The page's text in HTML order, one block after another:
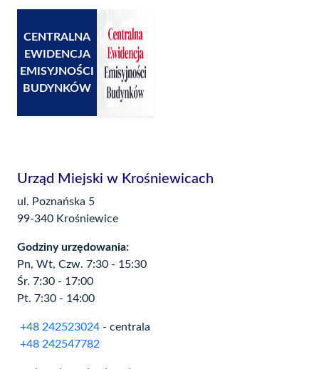
CENTRALNA
EWIDENCJA
EMISYJNOŚCI
BUDYNKÓW
Urząd Miejski w Krośniewicach
ul. Poznańska 5
99-340 Krośniewice
Godziny urzędowania:
Pn, Wt, Czw. 7:30 - 15:30
Śr. 7:30 - 17:00
Pt. 7:30 - 14:00
+48 242523024 - centrala
+48 242547782